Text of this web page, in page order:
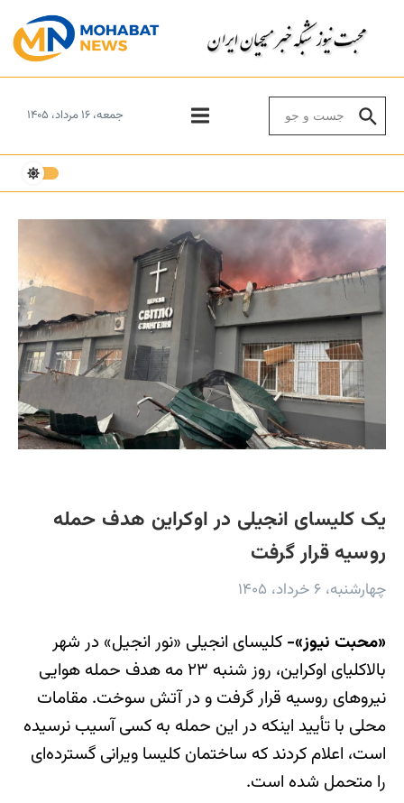
جمعه، ۱۶ مرداد، ۱۴۰۵
یک کلیسای انجیلی در اوکراین هدف حمله
روسیه قرار گرفت
چهارشنبه، ۶ خرداد، ۱۴۰۵
«محبت نیوز»- کلیسای انجیلی «نور انجیل» در شهر
بالاکلیای اوکراین، روز شنبه ۲۳ مه هدف حمله هوایی
نیروهای روسیه قرار گرفت و در آتش سوخت. مقامات
محلی با تأیید اینکه در این حمله به کسی آسیب نرسیده
است، اعلام کردند که ساختمان کلیسا ویرانی گسترده‌ای
را متحمل شده است.